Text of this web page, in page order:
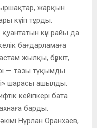
жарқын
күтіп тұрды.
күн райы да
бағдарламаға
жылқы, бүркіт,
— тазы тұқымды
шарасы ашылды.
кейіпкері бата
барды.
Нұрлан Оранхаев,